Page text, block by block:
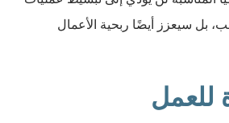
بل سيعزز أيضًا ربحية الأعمال
للعمل